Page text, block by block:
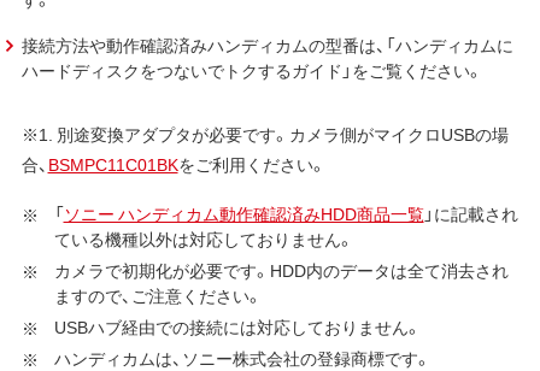
接続方法や動作確認済みハンディカムの型番は、「ハンディカムに
ハードディスクをつないでトクするガイド」をご覧ください。
※1. 別途変換アダプタが必要です。カメラ側がマイクロUSBの場
合、 BSMPC11C01BKをご利用ください。
「ソニー ハンディカム動作確認済みHDD商品一覧」に記載され
ている機種以外は対応しておりません。
カメラで初期化が必要です。HDD内のデータは全て消去され
ますので、ご注意ください。
USBハブ経由での接続には対応しておりません。
ハンディカムは、ソニー株式会社の登録商標です。